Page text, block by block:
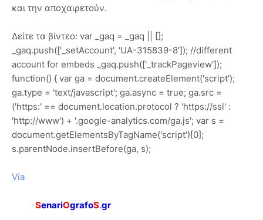
και την αποχαιρετούν.
Δείτε τα βίντεο: var _gaq = _gaq || [];
_gaq.push(['_setAccount', 'UA-315839-8']); //different
account for embeds _gaq.push(['_trackPageview']);
function() { var ga = document.createElement('script');
ga.type = 'text/javascript'; ga.async = true; ga.src =
('https:' == document.location.protocol ? 'https://ssl' :
'http://www') + '.google-analytics.com/ga.js'; var s =
document.getElementsByTagName('script')[0];
s.parentNode.insertBefore(ga, s);
Via
SenariOgrafoS.gr